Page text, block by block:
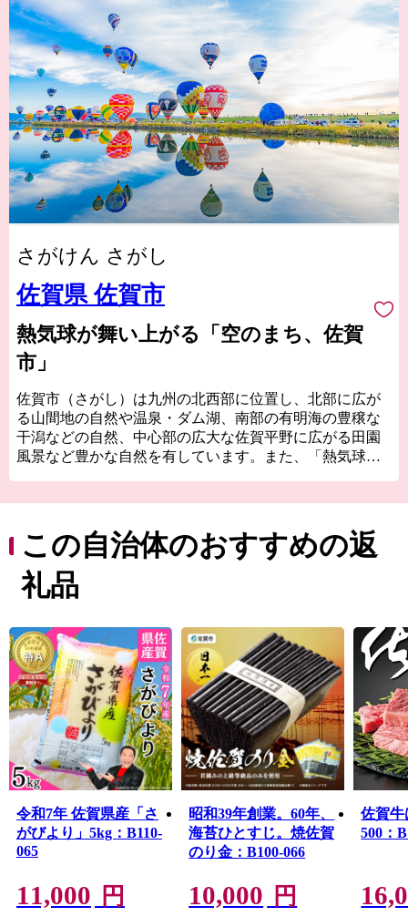
さがけん さがし
佐賀県 佐賀市
熱気球が舞い上がる「空のまち、佐賀
市」
佐賀市（さがし）は九州の北西部に位置し、北部に広が
る山間地の自然や温泉・ダム湖、南部の有明海の豊穣な
干潟などの自然、中心部の広大な佐賀平野に広がる田園
風景など豊かな自然を有しています。また、「熱気球の
平成27年5月には、渡り鳥のシギ・チドリ類飛来数日本一
を誇り、紅葉する塩生生物「シチメンソウ」が自生する
「東よか干潟」が、ラムサール条約湿地に登録され、平
成27年７月には、日本初の実用蒸気船「凌風丸」が造ら
産 製鉄・製鋼、造船、石炭産業」のひとつとして、世
界文化遺産に登録されました。
今後も市の将来像として掲げている「豊かな自然とこど
もの笑顔が輝くまち さが」の実現を目指してまいりま
す。
この自治体のおすすめの返
礼品
令和7年 佐賀県産「さ
がびより」5kg：B110-
065
11,000 円
昭和39年創業。60年、
海苔ひとすじ。焼佐賀
のり金：B100-066
10,000 円
佐賀牛
500：